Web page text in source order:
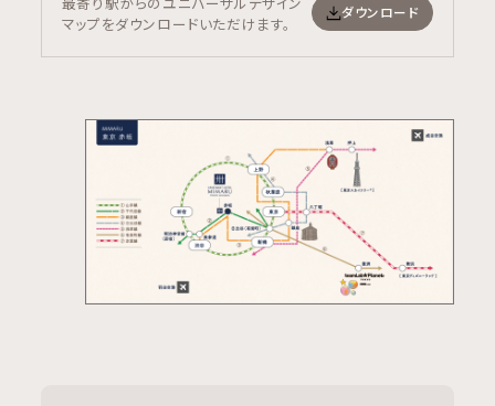
マップをダウンロードいただけます。
ダウンロード